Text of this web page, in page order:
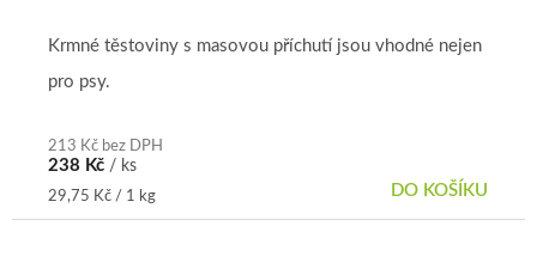
je
z
213 Kč bez DPH
238 Kč / ks
Měrná
cena:
29,75 Kč / 1 kg DO KOŠÍKU
Krmné těstoviny s masovou příchutí jsou vhodné nejen
pro psy.